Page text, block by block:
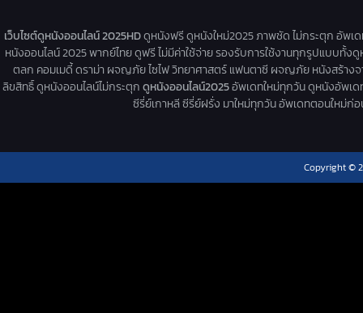
เว็บไซต์ดูหนังออนไลน์ 2025HDดูหนังฟรี ดูหนังใหม่2025 ภาพชัด ไม่กระตุก อัพเ
หนังออนไลน์ 2025 พากย์ไทย ดูฟรี ไม่มีค่าใช้จ่าย รองรับการใช้งานทุกรูปแบบทั้
ตลก คอมเมดี้ ดราม่า ผจญภัย ไซไฟ วิทยาศาสตร์ แฟนตาซี ผจญภัย หนังสร้างจ
ลิขสิทธิ์ ดูหนังออนไลน์ไม่กระตุกดูหนังออนไลน์2025อัพเดทใหม่ทุกวัน ดูหนังอัพเด
ซีรี่ย์เกาหลี ซีรี่ย์ฝรั่ง มาใหม่ทุกวัน อัพเดทตอนใหม่ก่
Copyright ©